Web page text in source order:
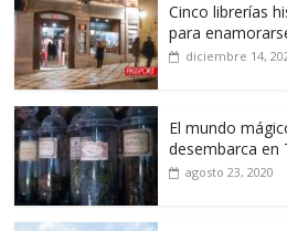
Cinco librerías
para
diciembre 14,
El mundo
desembarca en
agosto 23, 2020